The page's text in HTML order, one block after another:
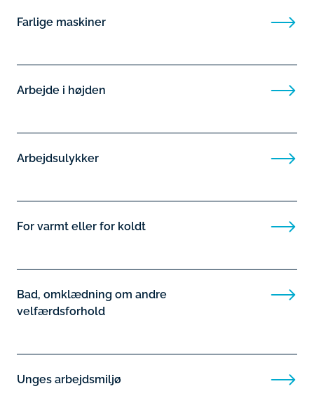
Farlige maskiner
Arbejde i højden
Arbejdsulykker
For varmt eller for koldt
Bad, omklædning om andre
velfærdsforhold
Unges arbejdsmiljø